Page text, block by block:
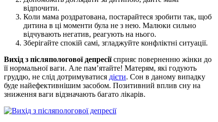
відпочити.
Коли мама роздратована, постарайтеся зробити так, щоб
дитина в ці моменти була не з нею. Малюки сильно
відчувають негатив, реагують на нього.
Зберігайте спокій самі, згладжуйте конфліктні ситуації.
Вихід з післяпологової депресіїсприяє поверненню жінки до
її нормальної ваги. Але пам’ятайте! Матерям, які годують
груддю, не слід дотримуватися дієти. Сон в даному випадку
буде найефективнішим засобом. Позитивний вплив сну на
зниження ваги відзначають багато лікарів.